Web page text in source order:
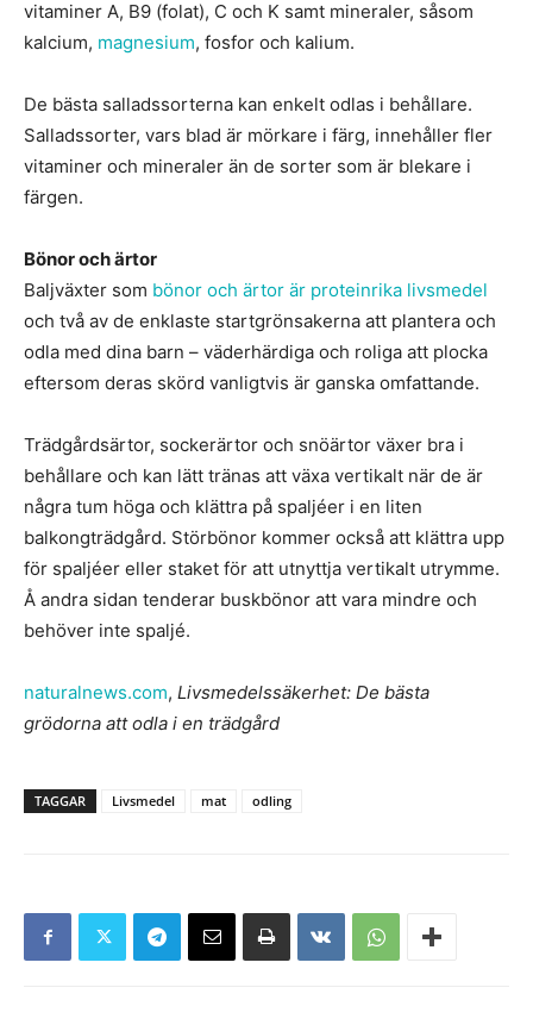
vitaminer A, B9 (folat), C och K samt mineraler, såsom
kalcium, magnesium, fosfor och kalium.
De bästa salladssorterna kan enkelt odlas i behållare.
Salladssorter, vars blad är mörkare i färg, innehåller fler
vitaminer och mineraler än de sorter som är blekare i
färgen.
Bönor och ärtor
Baljväxter som bönor och ärtor är proteinrika livsmedel
och två av de enklaste startgrönsakerna att plantera och
odla med dina barn – väderhärdiga och roliga att plocka
eftersom deras skörd vanligtvis är ganska omfattande.
Trädgårdsärtor, sockerärtor och snöärtor växer bra i
behållare och kan lätt tränas att växa vertikalt när de är
några tum höga och klättra på spaljéer i en liten
balkongträdgård. Störbönor kommer också att klättra upp
för spaljéer eller staket för att utnyttja vertikalt utrymme.
Å andra sidan tenderar buskbönor att vara mindre och
behöver inte spaljé.
naturalnews.com, Livsmedelssäkerhet: De bästa
grödorna att odla i en trädgård
TAGGAR Livsmedel mat odling